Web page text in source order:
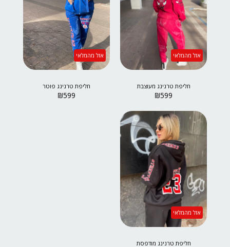
אזל מהמלאי
חליפת טרנינג מעוצבת
₪599
אזל מהמלאי
חליפת טרנינג פוטר
₪599
אזל מהמלאי
חליפת טרנינג מודפסת